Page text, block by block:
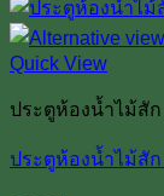
Quick View
ประตูห้องน้ำไม้สัก
ประตูห้องน้ำไม้สัก